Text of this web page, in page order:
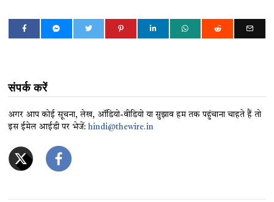
संपर्क करें
अगर आप कोई सूचना, लेख, ऑडियो-वीडियो या सुझाव हम तक पहुंचाना चाहते हैं तो
इस ईमेल आईडी पर भेजें: hindi@thewire.in